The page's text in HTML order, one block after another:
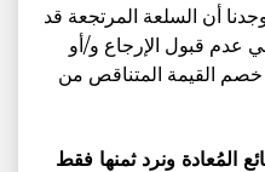
وجدنا أن السلعة المرتجعة قد
عدم قبول الإرجاع و/أو
خصم القيمة المتناقص من
المُعادة ونرد ثمنها فقط